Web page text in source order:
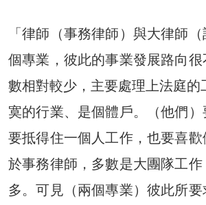
「律師（事務律師）與大律師
個專業，彼此的事業發展路向很
數相對較少，主要處理上法庭的
寞的行業、是個體戶。（他們
要抵得住一個人工作，也要喜
於事務律師，多數是大團隊工
多。可見（兩個專業）彼此所